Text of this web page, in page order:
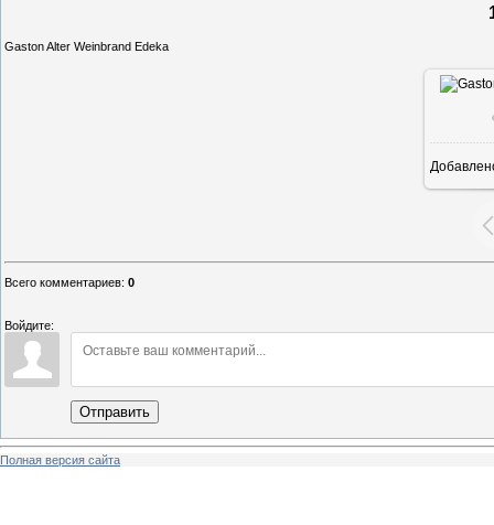
Gaston Alter Weinbrand Edeka
Всего комментариев: 0
Войдите:
Отправить
Полная версия сайта